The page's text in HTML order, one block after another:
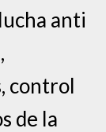
anti
control
de la